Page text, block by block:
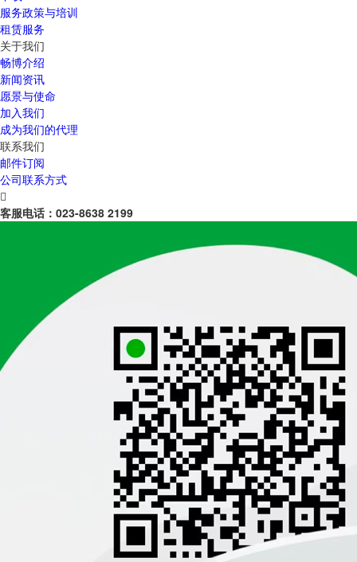
服务政策与培训
租赁服务
关于我们
畅博介绍
新闻资讯
愿景与使命
加入我们
成为我们的代理
联系我们
邮件订阅
公司联系方式

客服电话： 023-8638 2199